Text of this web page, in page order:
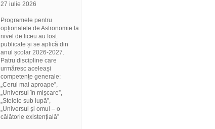
27 iulie 2026
Programele pentru
opționalele de Astronomie la
nivel de liceu au fost
publicate și se aplică din
anul școlar 2026-2027.
Patru discipline care
urmăresc aceleași
competențe generale:
„Cerul mai aproape”,
„Universul în mișcare”,
„Stelele sub lupă”,
„Universul și omul – o
călătorie existențială”